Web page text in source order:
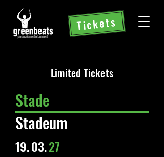
Tickets
Limited Tickets
Stade
19. 27
03.
Stadeum